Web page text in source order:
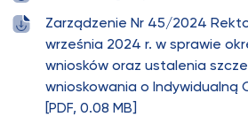
Zarządzenie Nr 45/2024
września 2024 r. w sprawie
wniosków oraz ustalenia
wnioskowania o Indywidualną
[PDF, 0.08 MB]